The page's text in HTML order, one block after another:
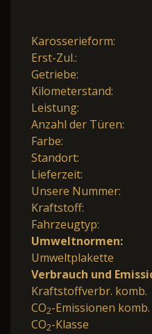
Karosserieform:
Erst-Zul.:
Getriebe:
Kilometerstand:
Leistung:
Anzahl der Türen:
Farbe:
Standort:
Lieferzeit:
Unsere Nummer:
Kraftstoff:
Fahrzeugtyp:
Umweltnormen:
Umweltplakette
Verbrauch und
Kraftstoffverbr. komb.
CO2-Emissionen komb.
CO2-Klasse